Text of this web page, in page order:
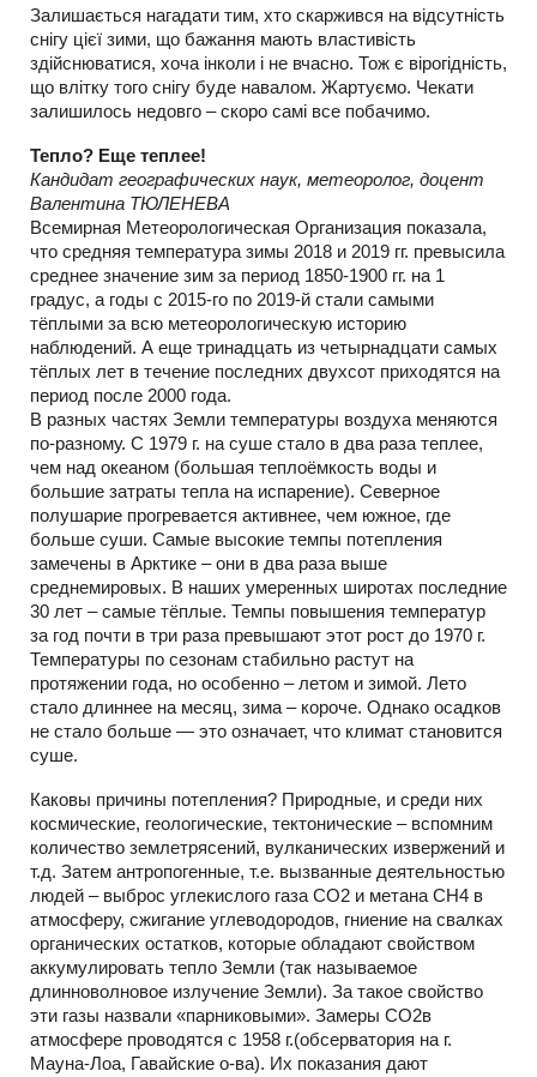
Залишається нагадати тим, хто скаржився на відсутність
снігу цієї зими, що бажання мають властивість
здійснюватися, хоча інколи і не вчасно. Тож є вірогідність,
що влітку того снігу буде навалом. Жартуємо. Чекати
залишилось недовго – скоро самі все побачимо.
Тепло? Еще теплее!
Кандидат географических наук, метеоролог, доцент
Валентина ТЮЛЕНЕВА
Всемирная Метеорологическая Организация показала,
что средняя температура зимы 2018 и 2019 гг. превысила
среднее значение зим за период 1850-1900 гг. на 1
градус, а годы с 2015-го по 2019-й стали самыми
тёплыми за всю метеорологическую историю
наблюдений. А еще тринадцать из четырнадцати самых
тёплых лет в течение последних двухсот приходятся на
период после 2000 года.
В разных частях Земли температуры воздуха меняются
по-разному. С 1979 г. на суше стало в два раза теплее,
чем над океаном (большая теплоёмкость воды и
большие затраты тепла на испарение). Северное
полушарие прогревается активнее, чем южное, где
больше суши. Самые высокие темпы потепления
замечены в Арктике – они в два раза выше
среднемировых. В наших умеренных широтах последние
30 лет – самые тёплые. Темпы повышения температур
за год почти в три раза превышают этот рост до 1970 г.
Температуры по сезонам стабильно растут на
протяжении года, но особенно – летом и зимой. Лето
стало длиннее на месяц, зима – короче. Однако осадков
не стало больше — это означает, что климат становится
суше.
Каковы причины потепления? Природные, и среди них
космические, геологические, тектонические – вспомним
количество землетрясений, вулканических извержений и
т.д. Затем антропогенные, т.е. вызванные деятельностью
людей – выброс углекислого газа СО2 и метана СН4 в
атмосферу, сжигание углеводородов, гниение на свалках
органических остатков, которые обладают свойством
аккумулировать тепло Земли (так называемое
длинноволновое излучение Земли). За такое свойство
эти газы назвали «парниковыми». Замеры СО2в
атмосфере проводятся с 1958 г.(обсерватория на г.
Мауна-Лоа, Гавайские о-ва). Их показания дают